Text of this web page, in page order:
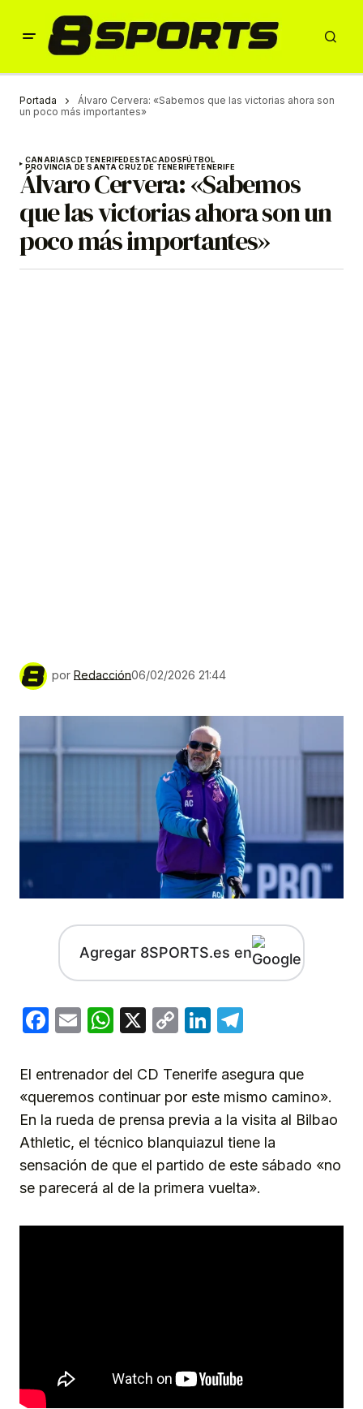
Portada
Álvaro Cervera: «Sabemos que las victorias ahora son
un poco más importantes»
CANARIASCD TENERIFEDESTACADOSFÚTBOL
PROVINCIA DE SANTA CRUZ DE TENERIFETENERIFE
Álvaro Cervera: «Sabemos
que las victorias ahora son un
poco más importantes»
por Redacción06/02/2026 21:44
Agregar 8SPORTS.es en
Facebook
EmailWhatsApp
X
CopyLinkedIn
El entrenador del CD Tenerife asegura que
«queremos continuar por este mismo camino».
En la rueda de prensa previa a la visita al Bilbao
Athletic, el técnico blanquiazul tiene la
sensación de que el partido de este sábado «no
se parecerá al de la primera vuelta».